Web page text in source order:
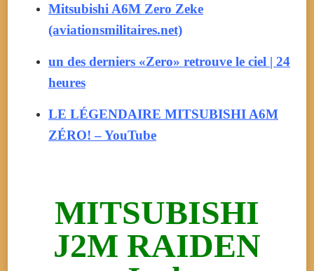
Mitsubishi A6M Zero Zeke
(aviationsmilitaires.net)
un des derniers «Zero» retrouve le ciel | 24
heures
LE LÉGENDAIRE MITSUBISHI A6M
ZÉRO! – YouTube
MITSUBISHI
J2M RAIDEN